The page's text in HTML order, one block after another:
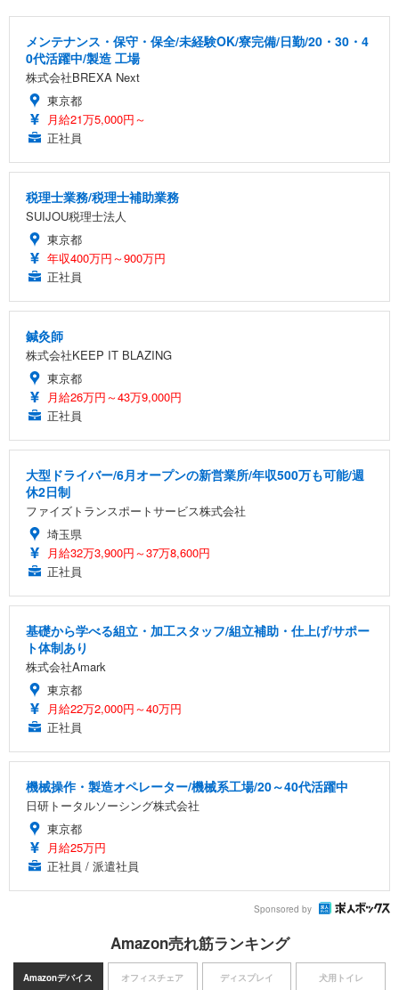
メンテナンス・保守・保全/未経験OK/寮完備/日勤/20・30・4
0代活躍中/製造 工場
株式会社BREXA Next
東京都
月給21万5,000円～
正社員
税理士業務/税理士補助業務
SUIJOU税理士法人
東京都
年収400万円～900万円
正社員
鍼灸師
株式会社KEEP IT BLAZING
東京都
月給26万円～43万9,000円
正社員
大型ドライバー/6月オープンの新営業所/年収500万も可能/週
休2日制
ファイズトランスポートサービス株式会社
埼玉県
月給32万3,900円～37万8,600円
正社員
基礎から学べる組立・加工スタッフ/組立補助・仕上げ/サポー
ト体制あり
株式会社Amark
東京都
月給22万2,000円～40万円
正社員
機械操作・製造オペレーター/機械系工場/20～40代活躍中
日研トータルソーシング株式会社
東京都
月給25万円
正社員 / 派遣社員
Sponsored by
Amazon売れ筋ランキング
Amazonデバイス オフィスチェア ディスプレイ 犬用トイレ